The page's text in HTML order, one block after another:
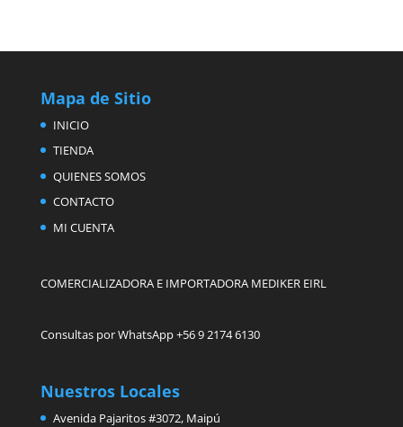
Mapa de Sitio
INICIO
TIENDA
QUIENES SOMOS
CONTACTO
MI CUENTA
COMERCIALIZADORA E IMPORTADORA MEDIKER EIRL
Consultas por WhatsApp +56 9 2174 6130
Nuestros Locales
Avenida Pajaritos #3072, Maipú